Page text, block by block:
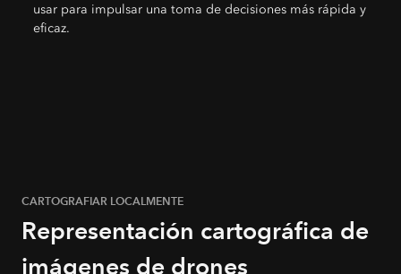
usar para impulsar una toma de decisiones más rápida y
eficaz.
CARTOGRAFIAR LOCALMENTE
Representación cartográfica de
imágenes de drones